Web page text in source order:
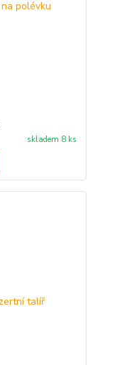
skladem 8 ks